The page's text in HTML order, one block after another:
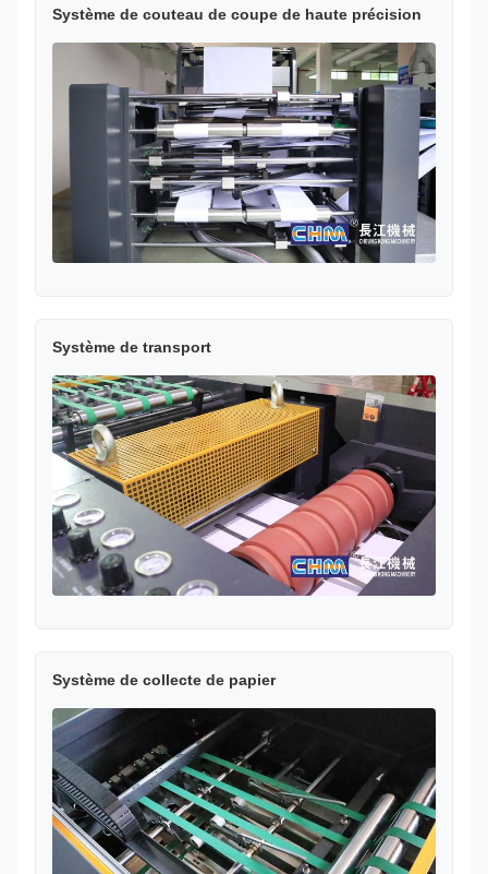
Système de couteau de coupe de haute précision
Système de transport
Système de collecte de papier